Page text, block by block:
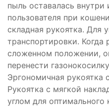
пыль оставалась внутри
пользователя при
складная рукоятка. Для
транспортировки. Когда
сложенном положении,
перенести
Эргономичная рукоятка
Рукоятка с мягкой
углом для оптимального